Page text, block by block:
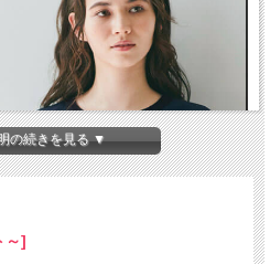
の続きを見る ▼
～]